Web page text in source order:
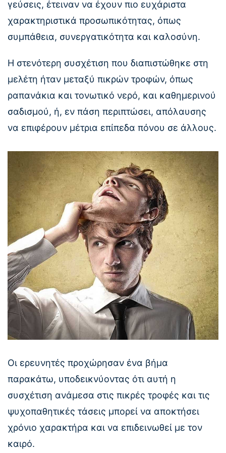
γεύσεις, έτειναν να έχουν πιο ευχάριστα
χαρακτηριστικά προσωπικότητας, όπως
συμπάθεια, συνεργατικότητα και καλοσύνη.
Η στενότερη συσχέτιση που διαπιστώθηκε στη
μελέτη ήταν μεταξύ πικρών τροφών, όπως
ραπανάκια και τονωτικό νερό, και καθημερινού
σαδισμού, ή, εν πάση περιπτώσει, απόλαυσης
να επιφέρουν μέτρια επίπεδα πόνου σε άλλους.
Οι ερευνητές προχώρησαν ένα βήμα
παρακάτω, υποδεικνύοντας ότι αυτή η
συσχέτιση ανάμεσα στις πικρές τροφές και τις
ψυχοπαθητικές τάσεις μπορεί να αποκτήσει
χρόνιο χαρακτήρα και να επιδεινωθεί με τον
καιρό.